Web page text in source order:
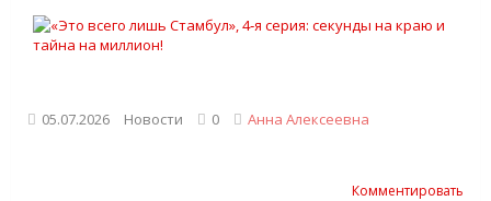
05.07.2026 Новости 0 Анна Алексеевна
Комментировать